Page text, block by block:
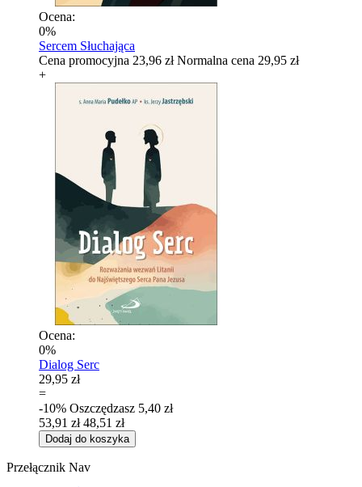
Ocena:
0%
Sercem Słuchająca
Cena promocyjna 23,96 zł Normalna cena 29,95 zł
+
Ocena:
0%
Dialog Serc
29,95 zł
=
-10% Oszczędzasz 5,40 zł
53,91 zł 48,51 zł
Dodaj do koszyka
Przełącznik Nav